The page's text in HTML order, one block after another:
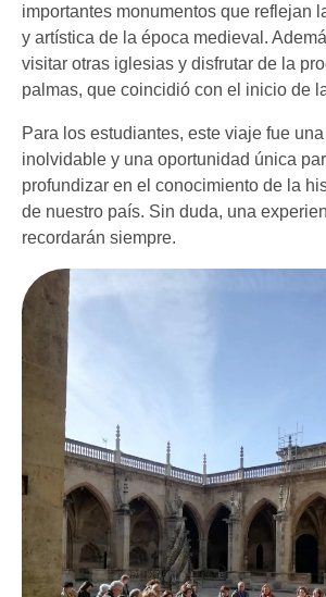
importantes monumentos que reflejan
y artística de la época medieval.
visitar otras iglesias y disfrutar de la
palmas, que coincidió con el inicio de
Para los estudiantes, este viaje fue
inolvidable y una oportunidad única
profundizar en el conocimiento de la
de nuestro país. Sin duda, una
recordarán siempre.